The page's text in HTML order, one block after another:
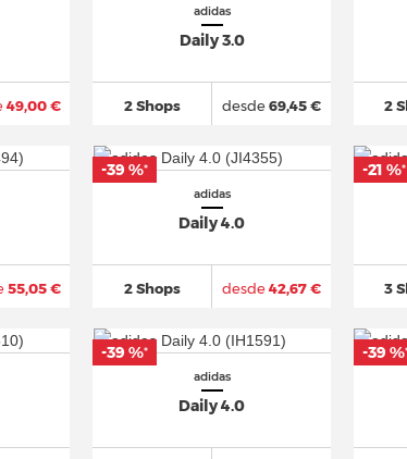
49,00 €
adidas
Daily 3.0
2 Shops desde69,45 € 2
55,05 €
adidas
Daily 4.0
2 Shops desde42,67 €
-39 %*
3
-21 %*
adidas
Daily 4.0
-39 %* -39 %